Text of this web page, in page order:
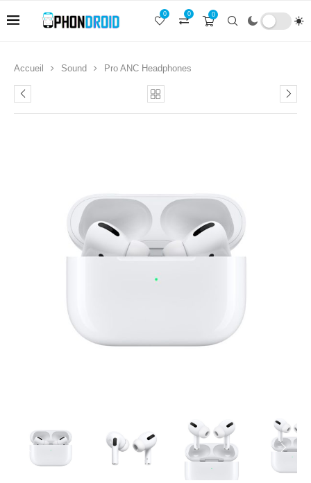
0
0
0
Accueil Sound Pro ANC Headphones